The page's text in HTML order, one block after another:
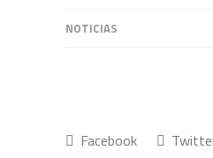
NOTICIAS
Facebook